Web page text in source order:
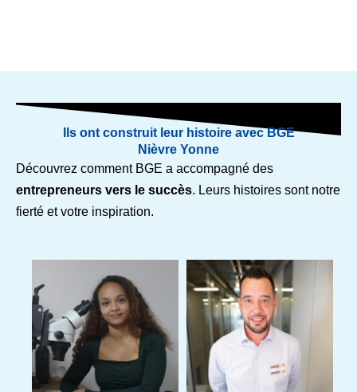
Ils ont construit leur histoire avec BGE
Nièvre Yonne
Découvrez comment BGE a accompagné des
entrepreneurs vers le succès. Leurs histoires sont notre
fierté et votre inspiration.
Maeva Bredon
Les Petits Burins –
Auxerre (89000)
« Je suis artisane
Julien Sotty
Pitaya – Nevers
(58000)
« BGE m’a apporté